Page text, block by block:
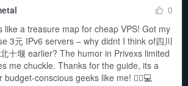
0
like a treasure map for cheap VPS! Got my
3元 IPv6 servers – why didnt I think of四川
十堰 earlier? The humor in Privexs limited
me chuckle. Thanks for the guide, its a
budget-conscious geeks like me! 🕵️‍♂️💻